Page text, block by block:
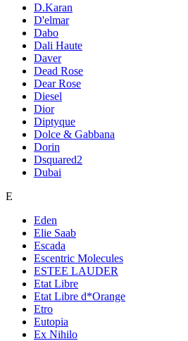
D.Karan
D'elmar
Dabo
Dali Haute
Daver
Dead Rose
Dear Rose
Diesel
Dior
Diptyque
Dolce & Gabbana
Dorin
Dsquared2
Dubai
E
Eden
Elie Saab
Escada
Escentric Molecules
ESTEE LAUDER
Etat Libre
Etat Libre d*Orange
Etro
Eutopia
Ex Nihilo